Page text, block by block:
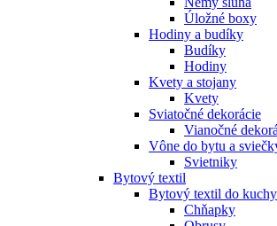
Úložné boxy
Hodiny a budíky
Budíky
Hodiny
Kvety a stojany
Kvety
Sviatočné dekorácie
Vianočné
Vône do bytu a
Svietniky
Bytový textil
Bytový textil do
Chňapky